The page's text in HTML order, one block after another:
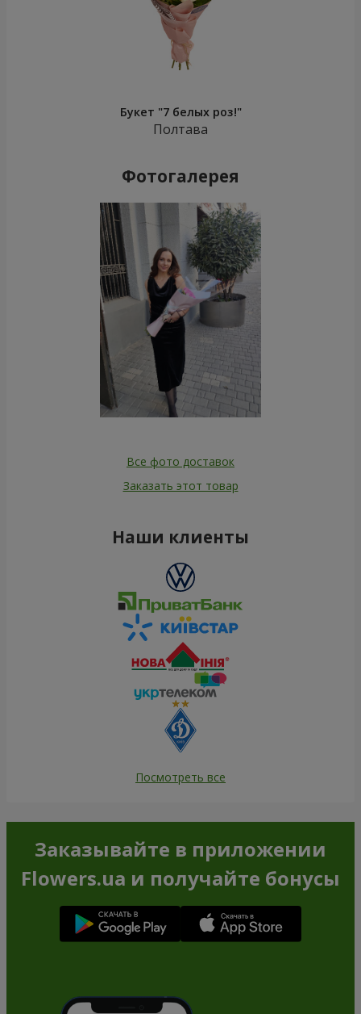
Букет "7 белых роз!"
Полтава
Фотогалерея
Все фото доставок
Заказать этот товар
Наши клиенты
Посмотреть все
Заказывайте в приложении
Flowers.ua и получайте бонусы